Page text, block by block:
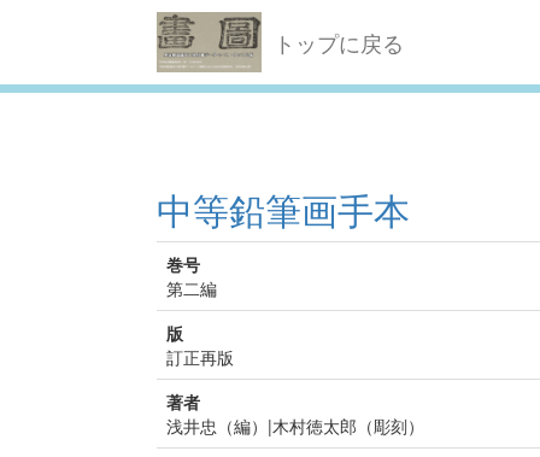
トップに戻る
中等鉛筆画手本
巻号
第二編
版
訂正再版
著者
浅井忠（編）|木村徳太郎（彫刻）